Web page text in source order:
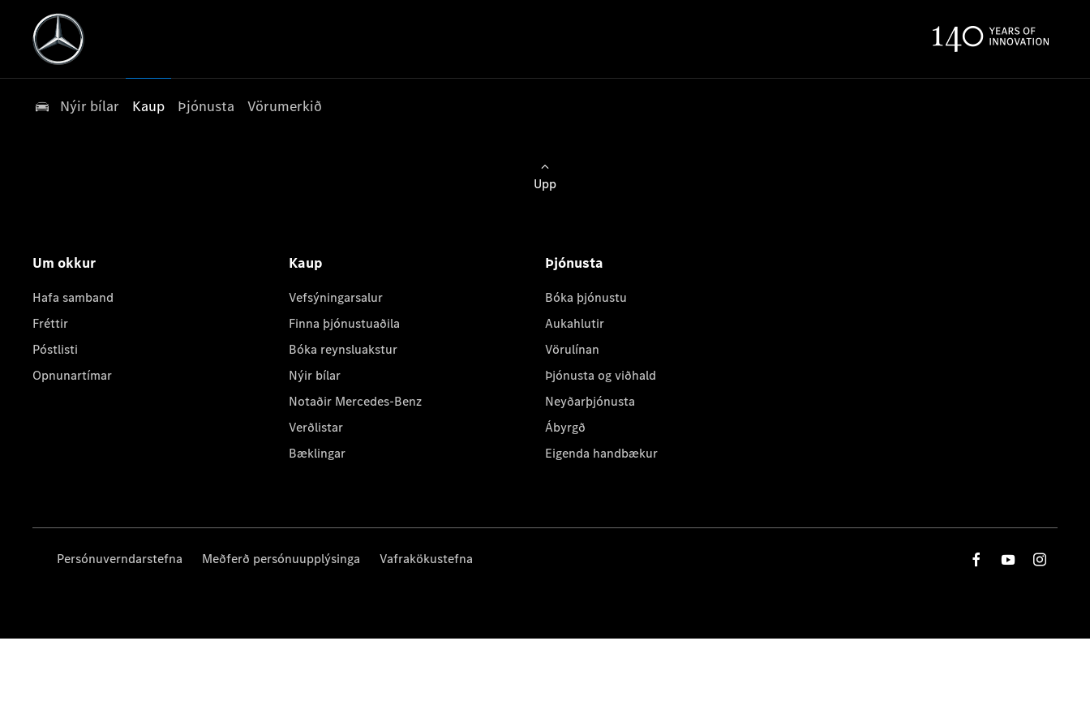
Nýir bílar Kaup Þjónusta Vörumerkið
Upp
Um okkur
Hafa samband
Fréttir
Póstlisti
Opnunartímar
Kaup
Vefsýningarsalur
Finna þjónustuaðila
Bóka reynsluakstur
Nýir bílar
Notaðir Mercedes-Benz
Verðlistar
Bæklingar
Þjónusta
Bóka þjónustu
Aukahlutir
Vörulínan
Þjónusta og viðhald
Neyðarþjónusta
Ábyrgð
Eigenda handbækur
Persónuverndarstefna Meðferð persónuupplýsinga Vafrakökustefna